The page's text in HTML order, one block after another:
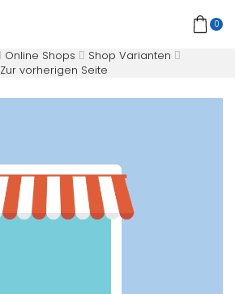
0
Online Shops
Shop Varianten
Zur vorherigen Seite